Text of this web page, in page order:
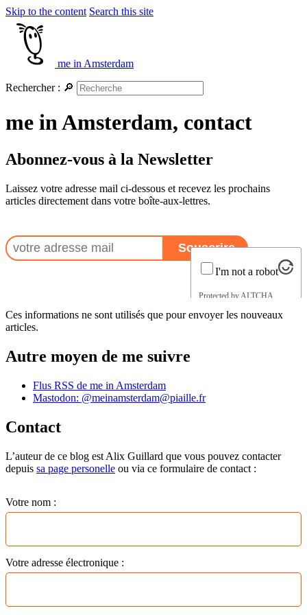
Skip to the content Search this site
me in Amsterdam
Rechercher : 🔎
me in Amsterdam, contact
Abonnez-vous à la Newsletter
Laissez votre adresse mail ci-dessous et recevez les prochains
articles directement dans votre boîte-aux-lettres.
I'm not a robot
Protected by ALTCHA
Ces informations ne sont utilisés que pour envoyer les nouveaux
articles.
Autre moyen de me suivre
Flus RSS de me in Amsterdam
Mastodon: @meinamsterdam@piaille.fr
Contact
L’auteur de ce blog est Alix Guillard que vous pouvez contacter
depuis sa page personelle ou via ce formulaire de contact :
Votre nom :
Votre adresse électronique :